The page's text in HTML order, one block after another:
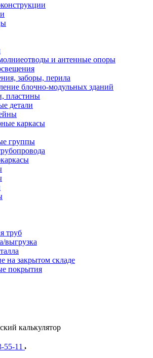
и антенные опоры
заборы, перила
блочно-модульных зданий
пластины
детали
каркасы
группы
труб
выгрузка
на закрытом складе
покрытия
калькулятор
55-11